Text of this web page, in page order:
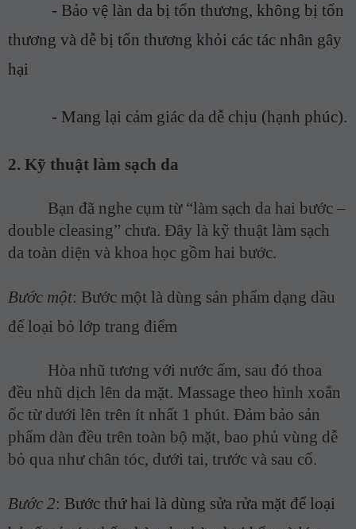
- Bảo vệ làn da bị tổn thương, không bị tổn
thương và dễ bị tổn thương khỏi các tác nhân gây
hại
- Mang lại cảm giác da dễ chịu (hạnh phúc).
2. Kỹ thuật làm sạch da
Bạn đã nghe cụm từ “làm sạch da hai bước –
double cleasing” chưa. Đây là kỹ thuật làm sạch
da toàn diện và khoa học gồm hai bước.
Bước một: Bước một là dùng sản phẩm dạng dầu
để loại bỏ lớp trang điểm
Hòa nhũ tương với nước ấm, sau đó thoa
đều nhũ dịch lên da mặt. Massage theo hình xoắn
ốc từ dưới lên trên ít nhất 1 phút. Đảm bảo sản
phẩm dàn đều trên toàn bộ mặt, bao phủ vùng dễ
bỏ qua như chân tóc, dưới tai, trước và sau cổ.
Bước 2: Bước thứ hai là dùng sửa rửa mặt để loại